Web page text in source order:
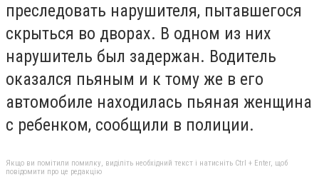
преследовать нарушителя, пытавшегося
скрыться во дворах. В одном из них
нарушитель был задержан. Водитель
оказался пьяным и к тому же в его
автомобиле находилась пьяная женщина
с ребенком, сообщили в полиции.
Якщо ви помітили помилку, виділіть необхідний текст і натисніть Ctrl + Enter, щоб
повідомити про це редакцію